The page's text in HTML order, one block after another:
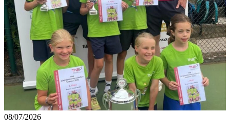
08/07/2026